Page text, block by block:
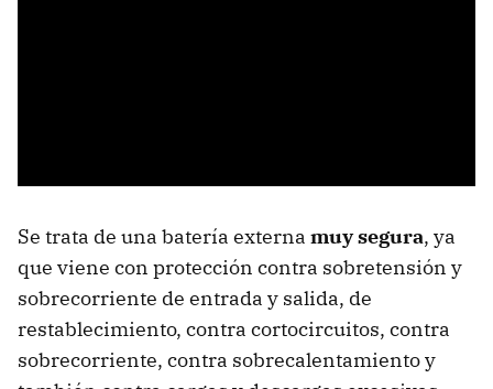
Se trata de una batería externa muy segura, ya
que viene con protección contra sobretensión y
sobrecorriente de entrada y salida, de
restablecimiento, contra cortocircuitos, contra
sobrecorriente, contra sobrecalentamiento y